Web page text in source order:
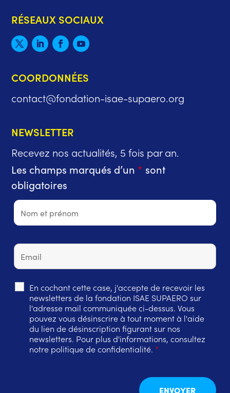
RÉSEAUX SOCIAUX
COORDONNÉES
contact@fondation-isae-supaero.org
NEWSLETTER
Recevez nos actualités, 5 fois par an.
Les champs marqués d’un * sont
obligatoires
En cochant cette case, j'accepte de recevoir les
newsletters de la fondation ISAE SUPAERO sur
l'adresse mail communiquée ci-dessus. Vous
pouvez vous désinscrire à tout moment à l'aide
du lien de désinscription figurant sur nos
newsletters. Pour plus d'informations, consultez
notre politique de confidentialité. *